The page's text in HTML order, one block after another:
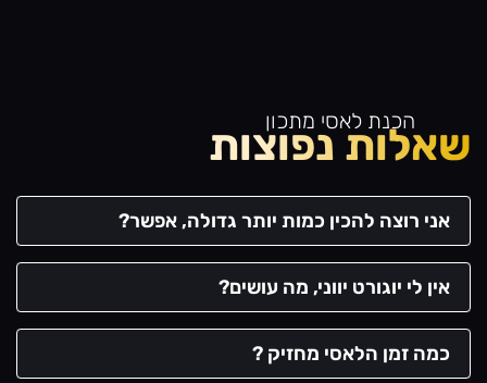
הכנת לאסי מתכון
שאלות נפוצות
אני רוצה להכין כמות יותר גדולה, אפשר?
אין לי יוגורט יווני, מה עושים?
כמה זמן הלאסי מחזיק ?